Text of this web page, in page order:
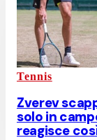
Tennis
Zverev
solo in
reagisce